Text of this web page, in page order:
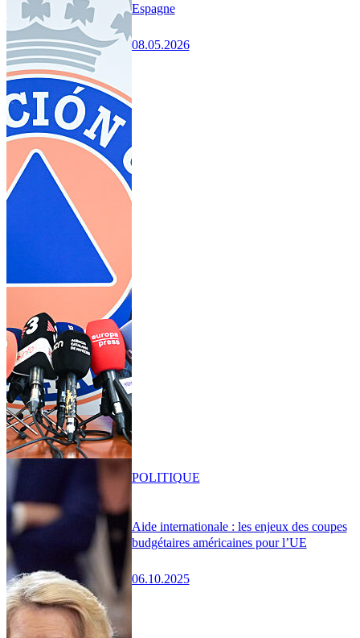
Espagne
08.05.2026
Aide internationale : les enjeux des coupes
budgétaires américaines pour l’UE
06.10.2025
POLITIQUE